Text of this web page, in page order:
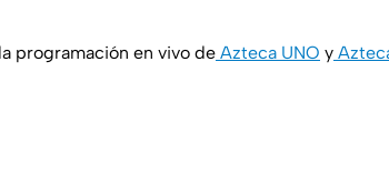
programación en vivo de Azteca UNO y